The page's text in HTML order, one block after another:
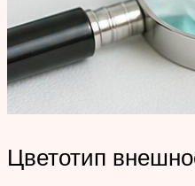
Цветотип